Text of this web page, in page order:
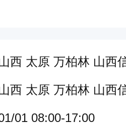
西 太原 万柏林 山西
西 太原 万柏林 山西
01 08:00-17:00